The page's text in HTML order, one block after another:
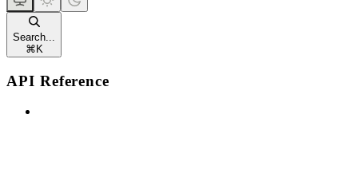
Search...
⌘ K
API Reference